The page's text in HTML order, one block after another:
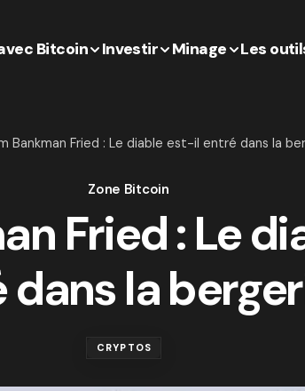
Bitcoin Investir Minage Les
Bankman Fried : Le diable est-il entré dans la
Zone Bitcoin
Fried : Le
dans la
CRYPTOS